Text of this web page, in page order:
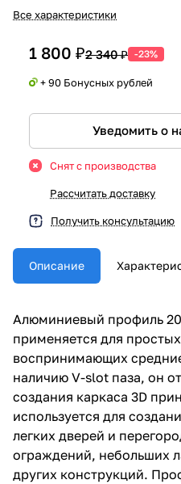
Все характеристики
1 800 ₽2 340 ₽ -23%
+ 90 Бонусных рублей
Уведомить о
Снят с производства
Рассчитать доставку
Получить консультацию
Описание
Алюминиевый профиль
применяется для
воспринимающих
наличию V-slot паза, он
создания каркаса 3D
используется для
легких дверей и
ограждений, небольших
других конструкций.